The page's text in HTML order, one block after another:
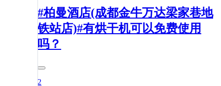
#柏曼酒店(成都金牛万达梁家巷地
铁站店)#有烘干机可以免费使用
吗？
2